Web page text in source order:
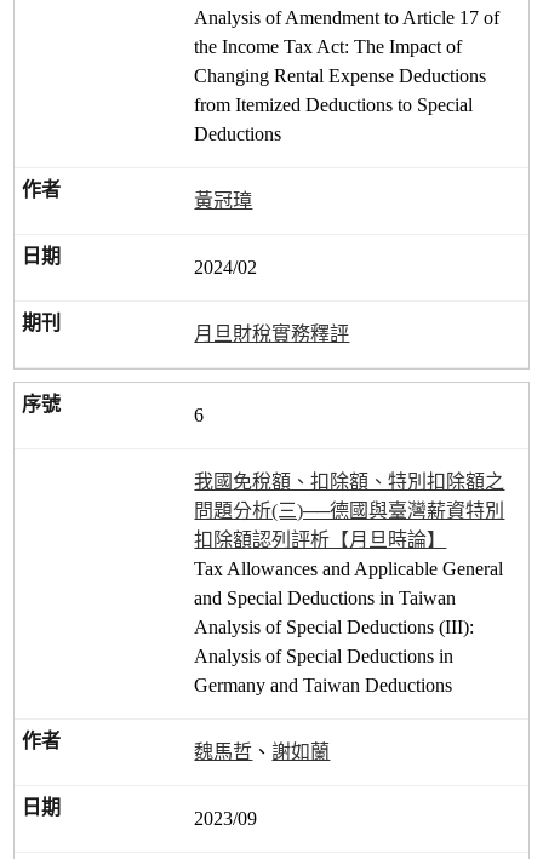
Analysis of Amendment to Article 17 of
the Income Tax Act: The Impact of
Changing Rental Expense Deductions
from Itemized Deductions to Special
Deductions
黃冠璋
2024/02
月旦財稅實務釋評
6
我國免稅額、扣除額、特別扣除額之
問題分析(三)──德國與臺灣薪資特別
扣除額認列評析【月旦時論】
Tax Allowances and Applicable General
and Special Deductions in Taiwan
Analysis of Special Deductions (III):
Analysis of Special Deductions in
Germany and Taiwan Deductions
魏馬哲 、 謝如蘭
2023/09